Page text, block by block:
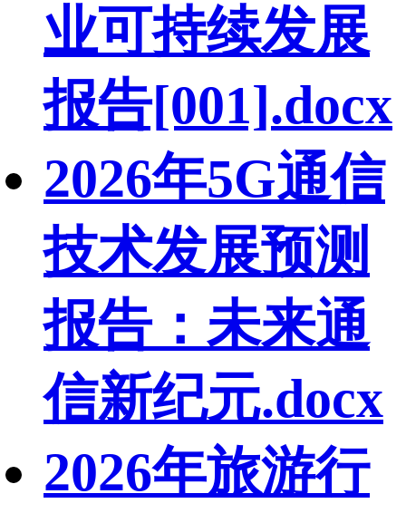
业可持续发展
报告[001].docx
2026年5G通信
技术发展预测
报告：未来通
信新纪元.docx
2026年旅游行